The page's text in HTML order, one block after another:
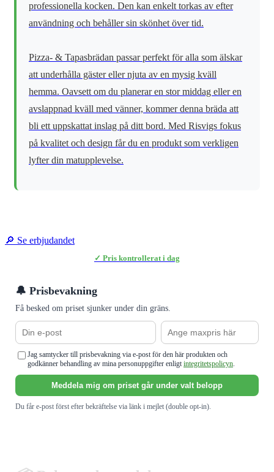
professionella kocken. Den kan enkelt torkas av efter
användning och behåller sin skönhet över tid.
Pizza- & Tapasbrädan passar perfekt för alla som älskar
att underhålla gäster eller njuta av en mysig kväll
hemma. Oavsett om du planerar en stor middag eller en
avslappnad kväll med vänner, kommer denna bräda att
bli ett uppskattat inslag på ditt bord. Med Risvigs fokus
på kvalitet och design får du en produkt som verkligen
lyfter din matupplevelse.
🔎 Se erbjudandet
✓ Pris kontrollerat i dag
🔔 Prisbevakning
Få besked om priset sjunker under din gräns.
Jag samtycker till prisbevakning via e-post för den här produkten och
godkänner behandling av mina personuppgifter enligtintegritetspolicyn.
Meddela mig om priset går under valt belopp
Du får e-post först efter bekräftelse via länk i mejlet (double opt-in).